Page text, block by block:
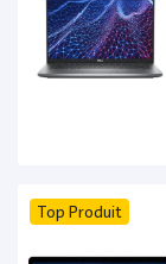
Top Produit